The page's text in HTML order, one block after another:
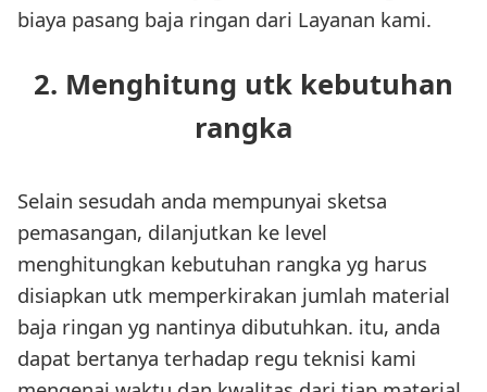
biaya pasang baja ringan dari Layanan kami.
2. Menghitung utk kebutuhan
rangka
Selain sesudah anda mempunyai sketsa
pemasangan, dilanjutkan ke level
menghitungkan kebutuhan rangka yg harus
disiapkan utk memperkirakan jumlah material
baja ringan yg nantinya dibutuhkan. itu, anda
dapat bertanya terhadap regu teknisi kami